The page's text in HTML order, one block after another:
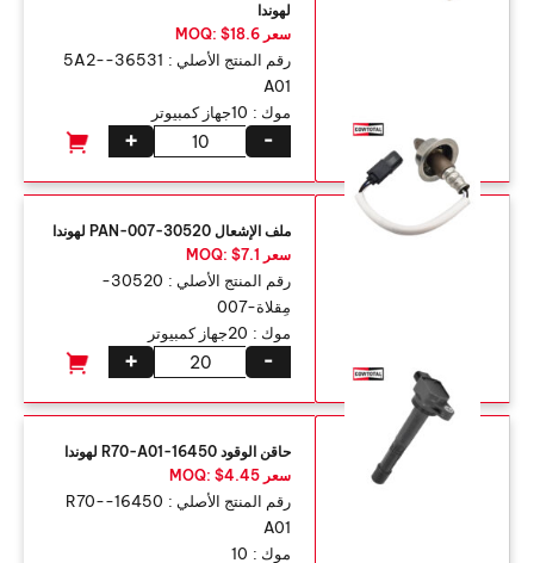
لهوندا
سعر MOQ: $18.6
رقم المنتج الأصلي :
36531-5A2-
A01
موك : 10جهاز كمبيوتر
+ -
ملف الإشعال 30520-PAN-007 لهوندا
سعر MOQ: $7.1
رقم المنتج الأصلي :
30520-
مِقلاة-007
موك : 20جهاز كمبيوتر
+ -
حاقن الوقود 16450-R70-A01 لهوندا
سعر MOQ: $4.45
رقم المنتج الأصلي :
16450-R70-
A01
موك : 10